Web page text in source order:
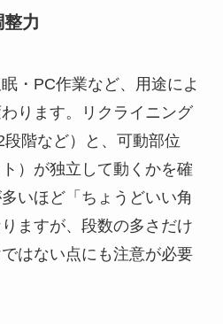
力
・PC作業など、用途によ
ります。リクライニング
階など）と、可動部位
）が独立して動くかを確
いほど「ちょうどいい角
ますが、段数の多さだけ
はない点にも注意が必要